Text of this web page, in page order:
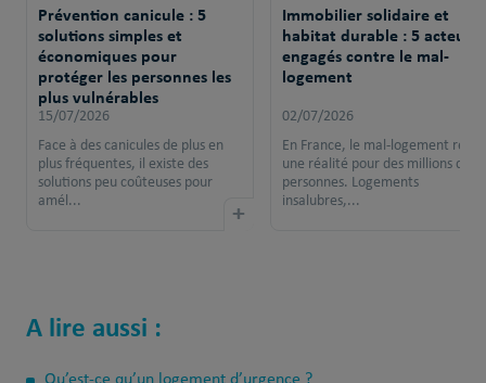
Prévention canicule : 5
solutions simples et
économiques pour
protéger les personnes les
plus vulnérables
15/07/2026
Face à des canicules de plus en
plus fréquentes, il existe des
solutions peu coûteuses pour
amél...
+
Immobilier solidaire et
habitat durable : 5 acteurs
engagés contre le mal-
logement
02/07/2026
En France, le mal-logement reste
une réalité pour des millions de
personnes. Logements
insalubres,...
A lire aussi :
Qu’est-ce qu’un logement d’urgence ?